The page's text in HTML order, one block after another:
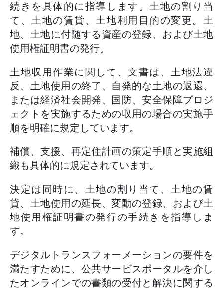
続きを具体的に指導します。土地の割り当
て、土地の賃貸、土地利用目的の変更。土
地、土地に付随する資産の登録、および土地
使用権証明書の発行。
土地収用作業に関して、文書は、土地法違
反、土地使用の終了、自発的な土地の返還、
または経済社会開発、国防、安全保障プロジ
ェクトを実施するための収用の場合の実施手
順を明確に規定しています。
補償、支援、再定住計画の策定手順と実施組
織も具体的に規定されています。
決定は同時に、土地の割り当て、土地の賃
貸、土地使用の延長、変動の登録、および土
地使用権証明書の発行の手続きを指導しま
す。
デジタルトランスフォーメーションの要件を
満たすために、公共サービスポータルを介し
たオンラインでの書類の受付と解決に関する